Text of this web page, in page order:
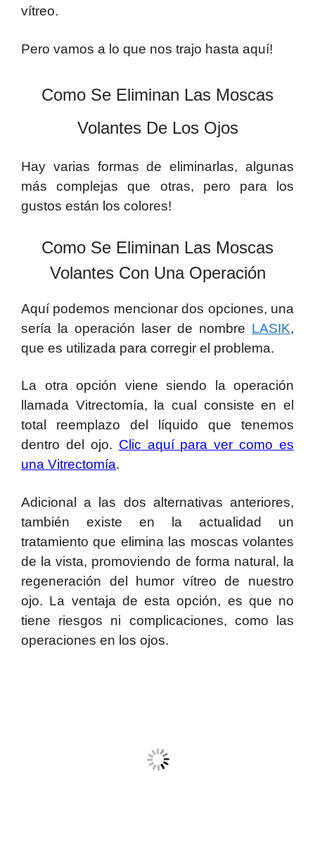
vítreo.
Pero vamos a lo que nos trajo hasta aquí!
Como Se Eliminan Las Moscas
Volantes De Los Ojos
Hay varias formas de eliminarlas, algunas
más complejas que otras, pero para los
gustos están los colores!
Como Se Eliminan Las Moscas
Volantes Con Una Operación
Aquí podemos mencionar dos opciones, una
sería la operación laser de nombre LASIK,
que es utilizada para corregir el problema.
La otra opción viene siendo la operación
llamada Vitrectomía, la cual consiste en el
total reemplazo del líquido que tenemos
dentro del ojo. Clic aquí para ver como es
una Vitrectomía.
Adicional a las dos alternativas anteriores,
también existe en la actualidad un
tratamiento que elimina las moscas volantes
de la vista, promoviendo de forma natural, la
regeneración del humor vítreo de nuestro
ojo. La ventaja de esta opción, es que no
tiene riesgos ni complicaciones, como las
operaciones en los ojos.